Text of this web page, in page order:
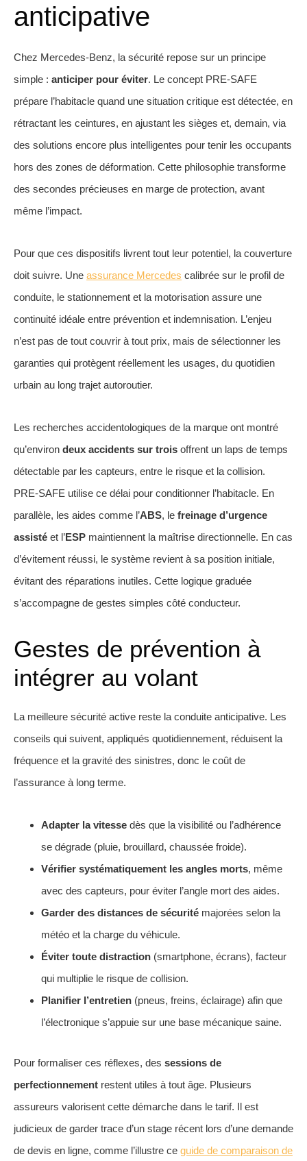
anticipative
Chez Mercedes‑Benz, la sécurité repose sur un principe
simple : anticiper pour éviter. Le concept PRE‑SAFE
prépare l’habitacle quand une situation critique est détectée, en
rétractant les ceintures, en ajustant les sièges et, demain, via
des solutions encore plus intelligentes pour tenir les occupants
hors des zones de déformation. Cette philosophie transforme
des secondes précieuses en marge de protection, avant
même l’impact.
Pour que ces dispositifs livrent tout leur potentiel, la couverture
doit suivre. Une assurance Mercedes calibrée sur le profil de
conduite, le stationnement et la motorisation assure une
continuité idéale entre prévention et indemnisation. L’enjeu
n’est pas de tout couvrir à tout prix, mais de sélectionner les
garanties qui protègent réellement les usages, du quotidien
urbain au long trajet autoroutier.
Les recherches accidentologiques de la marque ont montré
qu’environ deux accidents sur trois offrent un laps de temps
détectable par les capteurs, entre le risque et la collision.
PRE‑SAFE utilise ce délai pour conditionner l’habitacle. En
parallèle, les aides comme l’ABS, le freinage d’urgence
assisté et l’ESP maintiennent la maîtrise directionnelle. En cas
d’évitement réussi, le système revient à sa position initiale,
évitant des réparations inutiles. Cette logique graduée
s’accompagne de gestes simples côté conducteur.
Gestes de prévention à
intégrer au volant
La meilleure sécurité active reste la conduite anticipative. Les
conseils qui suivent, appliqués quotidiennement, réduisent la
fréquence et la gravité des sinistres, donc le coût de
l’assurance à long terme.
Adapter la vitesse dès que la visibilité ou l’adhérence
se dégrade (pluie, brouillard, chaussée froide).
Vérifier systématiquement les angles morts, même
avec des capteurs, pour éviter l’angle mort des aides.
Garder des distances de sécurité majorées selon la
météo et la charge du véhicule.
Éviter toute distraction (smartphone, écrans), facteur
qui multiplie le risque de collision.
Planifier l’entretien (pneus, freins, éclairage) afin que
l’électronique s’appuie sur une base mécanique saine.
Pour formaliser ces réflexes, des sessions de
perfectionnement restent utiles à tout âge. Plusieurs
assureurs valorisent cette démarche dans le tarif. Il est
judicieux de garder trace d’un stage récent lors d’une demande
de devis en ligne, comme l’illustre ce guide de comparaison de